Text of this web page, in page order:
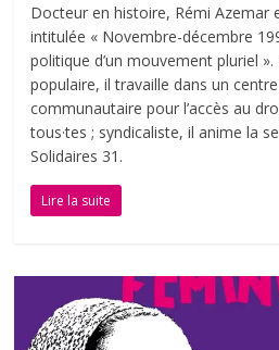
Docteur en histoire, Rémi Azemar
intitulée « Νοvembre-décembre
politique d’un mouvement pluriel
populaire, il travaille dans un
communautaire pour l’accès au
tous·tes ; syndicaliste, il anime la
Solidaires 31.
Lire la suite